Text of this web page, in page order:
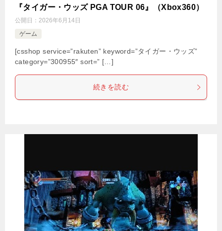
『タイガー・ウッズ PGA TOUR 06』（Xbox360）
公開日： 2026年6月14日
ゲーム
[csshop service=”rakuten” keyword=”タイガー・ウッズ”
category=”300955″ sort=” […]
続きを読む